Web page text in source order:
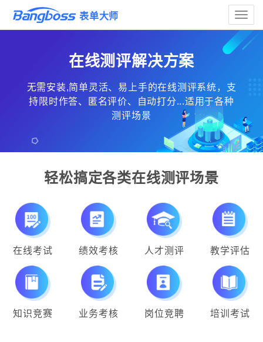
Toggle
表单大师
在线测评解决方案
无需安装,简单灵活、易上手的在线测评系统，支
持限时作答、匿名评价、自动打分...适用于各种
测评场景
轻松搞定各类在线测评场景
在线考试 绩效考核 人才测评 教学评估
知识竞赛 业务考核 岗位竞聘 培训考试